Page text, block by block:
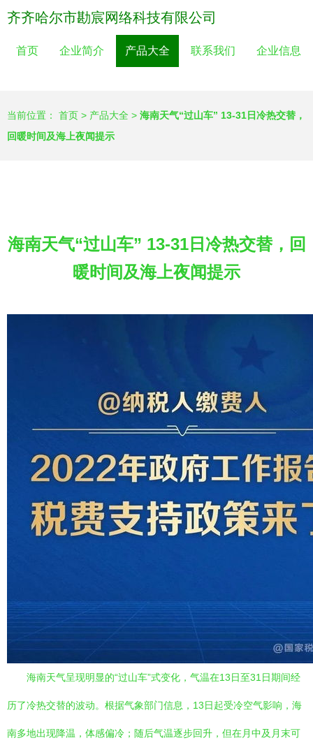
齐齐哈尔市勘宸网络科技有限公司
首页 企业简介 产品大全 联系我们 企业信息
当前位置： 首页 > 产品大全 > 海南天气“过山车” 13-31日冷热交替，
回暖时间及海上夜闻提示
海南天气“过山车” 13-31日冷热交替，回
暖时间及海上夜闻提示
海南天气呈现明显的“过山车”式变化，气温在13日至31日期间经
历了冷热交替的波动。根据气象部门信息，13日起受冷空气影响，海
南多地出现降温，体感偏冷；随后气温逐步回升，但在月中及月末可